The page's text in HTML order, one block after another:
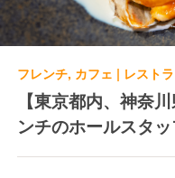
フレンチ, カフェ | レスト
【東京都内、神奈
ンチのホールスタ
わせたコンセプト